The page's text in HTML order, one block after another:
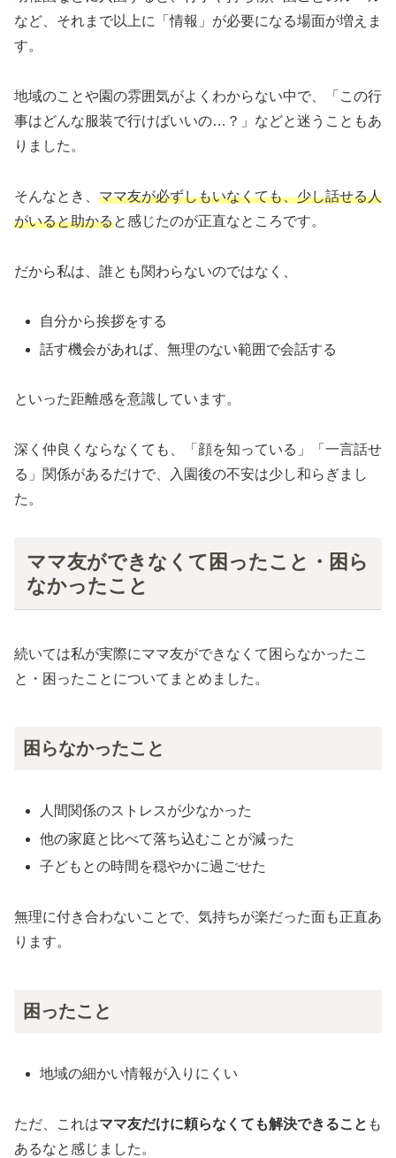
など、それまで以上に「情報」が必要になる場面が増えま
す。
地域のことや園の雰囲気がよくわからない中で、「この行
事はどんな服装で行けばいいの…？」などと迷うこともあ
りました。
そんなとき、 ママ友が必ずしもいなくても、少し話せる人
がいると助かると感じたのが正直なところです。
だから私は、誰とも関わらないのではなく、
自分から挨拶をする
話す機会があれば、無理のない範囲で会話する
といった距離感を意識しています。
深く仲良くならなくても、「顔を知っている」「一言話せ
る」関係があるだけで、入園後の不安は少し和らぎまし
た。
ママ友ができなくて困ったこと・困ら
なかったこと
続いては私が実際にママ友ができなくて困らなかったこ
と・困ったことについてまとめました。
困らなかったこと
人間関係のストレスが少なかった
他の家庭と比べて落ち込むことが減った
子どもとの時間を穏やかに過ごせた
無理に付き合わないことで、気持ちが楽だった面も正直あ
ります。
困ったこと
地域の細かい情報が入りにくい
ただ、これはママ友だけに頼らなくても解決できること も
あるなと感じました。